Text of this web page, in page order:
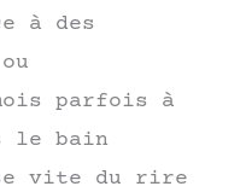
à des
parfois à
le bain
vite du rire